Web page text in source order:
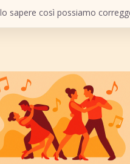
sapere così possiamo